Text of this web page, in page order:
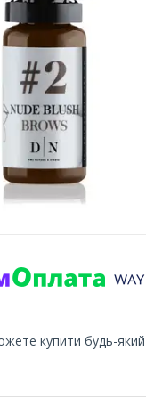
купити будь-